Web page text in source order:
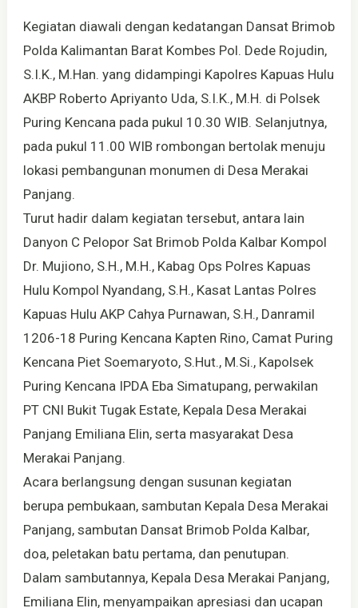
Kegiatan diawali dengan kedatangan Dansat Brimob
Polda Kalimantan Barat Kombes Pol. Dede Rojudin,
S.I.K., M.Han. yang didampingi Kapolres Kapuas Hulu
AKBP Roberto Apriyanto Uda, S.I.K., M.H. di Polsek
Puring Kencana pada pukul 10.30 WIB. Selanjutnya,
pada pukul 11.00 WIB rombongan bertolak menuju
lokasi pembangunan monumen di Desa Merakai
Panjang.
Turut hadir dalam kegiatan tersebut, antara lain
Danyon C Pelopor Sat Brimob Polda Kalbar Kompol
Dr. Mujiono, S.H., M.H., Kabag Ops Polres Kapuas
Hulu Kompol Nyandang, S.H., Kasat Lantas Polres
Kapuas Hulu AKP Cahya Purnawan, S.H., Danramil
1206-18 Puring Kencana Kapten Rino, Camat Puring
Kencana Piet Soemaryoto, S.Hut., M.Si., Kapolsek
Puring Kencana IPDA Eba Simatupang, perwakilan
PT CNI Bukit Tugak Estate, Kepala Desa Merakai
Panjang Emiliana Elin, serta masyarakat Desa
Merakai Panjang.
Acara berlangsung dengan susunan kegiatan
berupa pembukaan, sambutan Kepala Desa Merakai
Panjang, sambutan Dansat Brimob Polda Kalbar,
doa, peletakan batu pertama, dan penutupan.
Dalam sambutannya, Kepala Desa Merakai Panjang,
Emiliana Elin, menyampaikan apresiasi dan ucapan